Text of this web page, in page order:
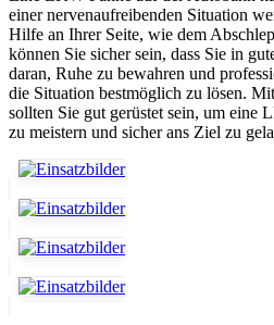
einer nervenaufreibenden Situation
Hilfe an Ihrer Seite, wie dem
können Sie sicher sein, dass Sie in
daran, Ruhe zu bewahren und
die Situation bestmöglich zu lösen.
sollten Sie gut gerüstet sein, um eine
zu meistern und sicher ans Ziel zu